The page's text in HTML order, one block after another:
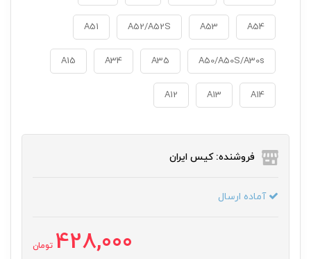
A54
A53
A52/A52S
A51
A50/A50S/A30s
A35
A34
A15
A14
A13
A12
فروشنده: کیس ایران
آماده ارسال
428,000 تومان